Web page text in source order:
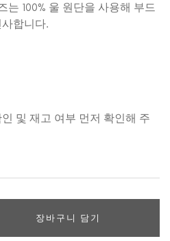
는 100% 울 원단을 사용해 부드
합니다.
인 및 재고 여부 먼저 확인해 주
장바구니 담기